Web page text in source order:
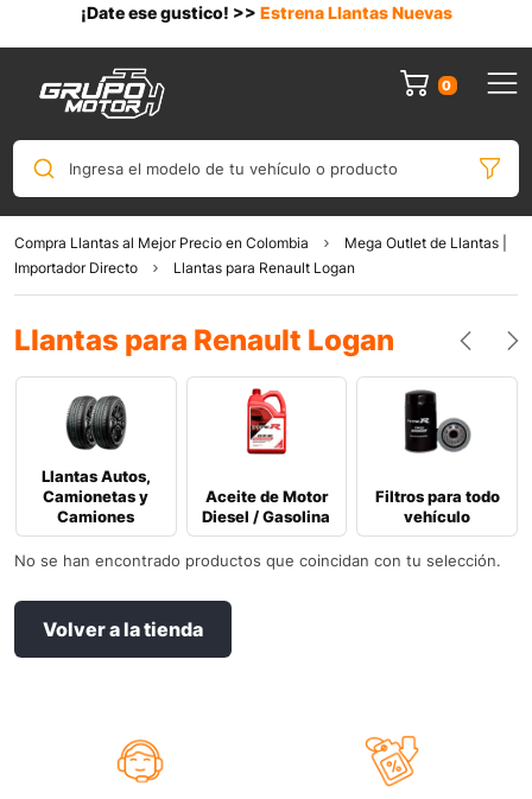
¡Date ese gustico! >> Estrena Llantas Nuevas
0
Ingresa el modelo de tu vehículo o producto
Compra Llantas al Mejor Precio en Colombia
Mega Outlet de Llantas |
Importador Directo
Llantas para Renault Logan
Llantas para Renault Logan
Llantas Autos,
Camionetas y
Camiones
Aceite de Motor
Diesel / Gasolina
Filtros para todo
vehículo
No se han encontrado productos que coincidan con tu selección.
Volver a la tienda